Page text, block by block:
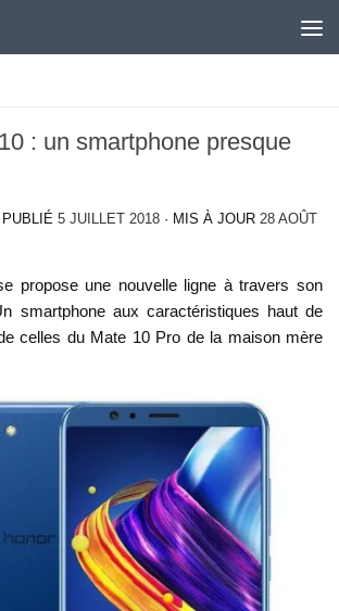
: un smartphone presque
PUBLIÉ 5 JUILLET 2018 · MIS À JOUR 28 AOÛT
propose une nouvelle ligne à travers son
smartphone aux caractéristiques haut de
celles du Mate 10 Pro de la maison mère